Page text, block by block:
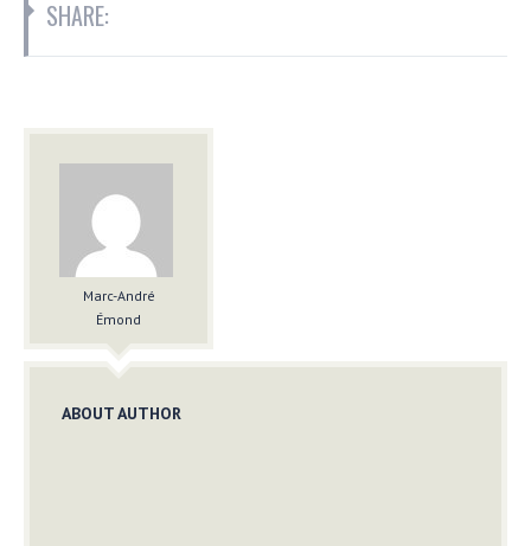
SHARE:
Marc-André
Émond
ABOUT AUTHOR